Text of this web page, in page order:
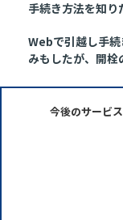
手続き方法を知り
Webで引越し手
みもしたが、開栓
今後のサービ